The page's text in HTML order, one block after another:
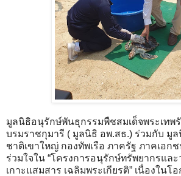
มูลนิธิอนุรักษ์พันธุกรรมพืชสมเด็จพระเทพ
บรมราชกุมารี ( มูลนิธิ อพ.สธ.) ร่วมกับ มู
ชาติเขาใหญ่ กองทัพเรือ ภาครัฐ ภาคเอก
ร่วมใจใน “โครงการอนุรักษ์ทรัพยากรและ
เกาะแสมสาร เฉลิมพระเกียรติ” เนื่องใน